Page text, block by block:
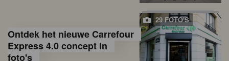
29 FOTO'S
Ontdek het nieuwe Carrefour
Express 4.0 concept in
foto's